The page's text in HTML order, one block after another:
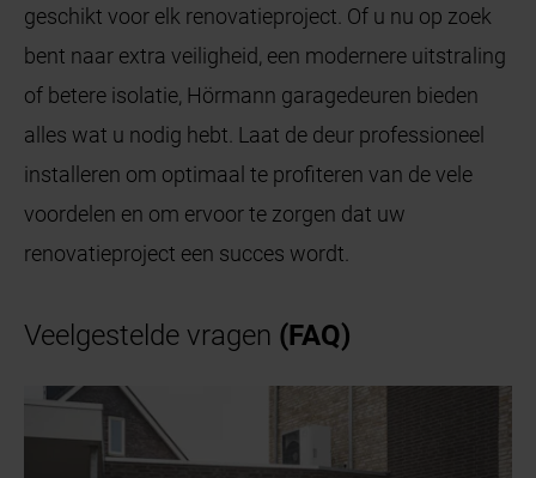
geschikt voor elk renovatieproject. Of u nu op zoek
bent naar extra veiligheid, een modernere uitstraling
of betere isolatie, Hörmann garagedeuren bieden
alles wat u nodig hebt. Laat de deur professioneel
installeren om optimaal te profiteren van de vele
voordelen en om ervoor te zorgen dat uw
renovatieproject een succes wordt.
Veelgestelde vragen (FAQ)